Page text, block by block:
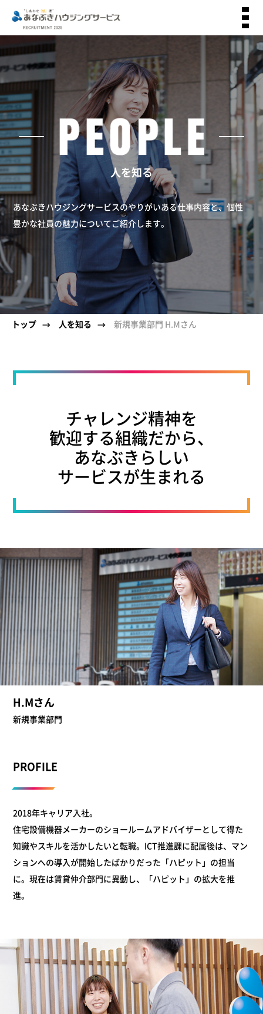
人を知る
あなぶきハウジングサービスのやりがいある仕事内容と、個性
豊かな社員の魅力についてご紹介します。
トップ → 人を知る → 新規事業部門 H.Mさん
チャレンジ精神を
歓迎する組織だから、
あなぶきらしい
サービスが生まれる
H.Mさん
新規事業部門
PROFILE
2018年キャリア入社。
住宅設備機器メーカーのショールームアドバイザーとして得た
知識やスキルを活かしたいと転職。ICT推進課に配属後は、マン
ションへの導入が開始したばかりだった「ハピット」の担当
に。現在は賃貸仲介部門に異動し、「ハピット」の拡大を推
進。